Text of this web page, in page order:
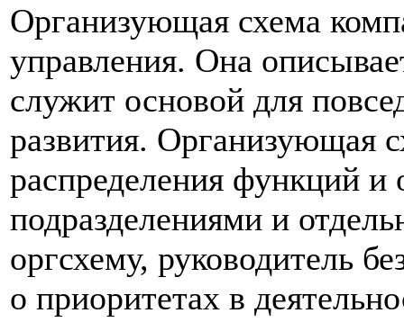
Организующая схема
управления. Она
служит основой для
развития. Организующая
распределения функций и
подразделениями и
оргсхему, руководитель
о приоритетах в